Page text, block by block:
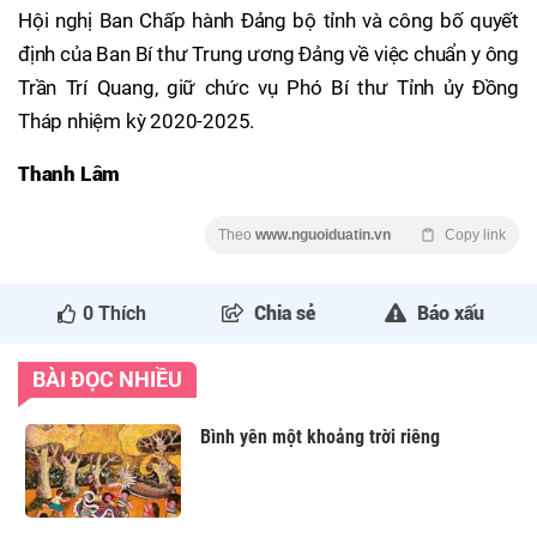
Hội nghị Ban Chấp hành Đảng bộ tỉnh và công bố quyết
định của Ban Bí thư Trung ương Đảng về việc chuẩn y ông
Trần Trí Quang, giữ chức vụ Phó Bí thư Tỉnh ủy Đồng
Tháp nhiệm kỳ 2020-2025.
Thanh Lâm
Theo www.nguoiduatin.vn Copy link
0 Thích Chia sẻ Báo xấu
BÀI ĐỌC NHIỀU
Bình yên một khoảng trời riêng